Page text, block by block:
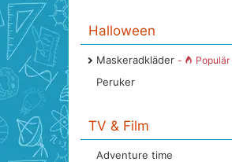
Halloween
Maskeradkläder - Populär
Peruker
TV & Film
Adventure time